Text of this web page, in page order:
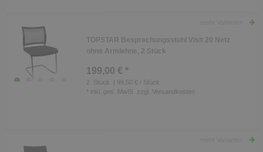
TOPSTAR Besprechungsstuhl Visit 20 Netz
ohne Armlehne, 2 Stück
199,00 € *
2 Stück
| 99,50 € / Stück
* inkl. ges. MwSt. zzgl. Versandkosten